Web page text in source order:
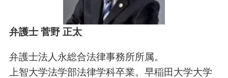
弁護士 菅野 正太
弁護士法人永総合法律事務所所属。
上智大学法学部法律学科卒業。早稲田大学大学